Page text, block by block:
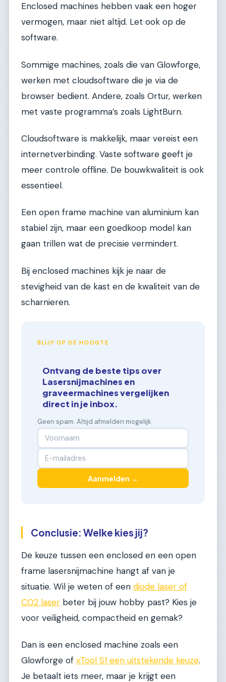
Enclosed machines hebben vaak een hoger
vermogen, maar niet altijd. Let ook op de
software.
Sommige machines, zoals die van Glowforge,
werken met cloudsoftware die je via de
browser bedient. Andere, zoals Ortur, werken
met vaste programma’s zoals LightBurn.
Cloudsoftware is makkelijk, maar vereist een
internetverbinding. Vaste software geeft je
meer controle offline. De bouwkwaliteit is ook
essentieel.
Een open frame machine van aluminium kan
stabiel zijn, maar een goedkoop model kan
gaan trillen wat de precisie vermindert.
Bij enclosed machines kijk je naar de
stevigheid van de kast en de kwaliteit van de
scharnieren.
BLIJF OP DE HOOGTE
Ontvang de beste tips over
Lasersnijmachines en
graveermachines vergelijken
direct in je inbox.
Geen spam. Altijd afmelden mogelijk.
Aanmelden →
Conclusie: Welke kies jij?
De keuze tussen een enclosed en een open
frame lasersnijmachine hangt af van je
situatie. Wil je weten of een diode laser of
CO2 laser beter bij jouw hobby past? Kies je
voor veiligheid, compactheid en gemak?
Dan is een enclosed machine zoals een
Glowforge of xTool S1 een uitstekende keuze.
Je betaalt iets meer, maar je krijgt een